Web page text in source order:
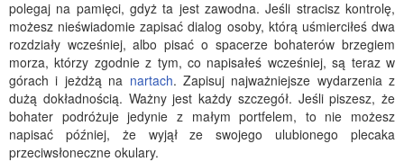
polegaj na pamięci, gdyż ta jest zawodna. Jeśli stracisz kontrolę,
możesz nieświadomie zapisać dialog osoby, którą uśmierciłeś dwa
rozdziały wcześniej, albo pisać o spacerze bohaterów brzegiem
morza, którzy zgodnie z tym, co napisałeś wcześniej, są teraz w
górach i jeżdżą na nartach. Zapisuj najważniejsze wydarzenia z
dużą dokładnością. Ważny jest każdy szczegół. Jeśli piszesz, że
bohater podróżuje jedynie z małym portfelem, to nie możesz
napisać później, że wyjął ze swojego ulubionego plecaka
przeciwsłoneczne okulary.